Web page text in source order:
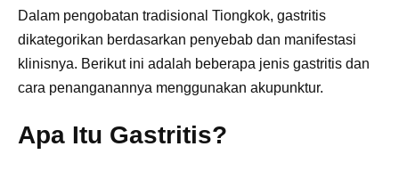
Dalam pengobatan tradisional Tiongkok, gastritis
dikategorikan berdasarkan penyebab dan manifestasi
klinisnya. Berikut ini adalah beberapa jenis gastritis dan
cara penanganannya menggunakan akupunktur.
Apa Itu Gastritis?